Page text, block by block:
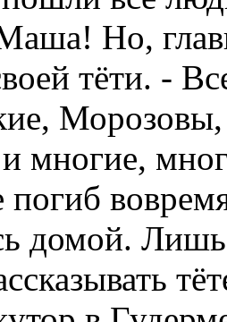
Но,
тёти. -
многие,
погиб
домой.